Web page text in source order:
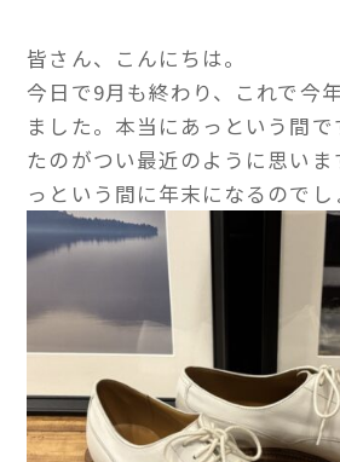
皆さん、こんにちは。
今日で9月も終わり、これで今
ました。本当にあっという間で
たのがつい最近のように思いま
っという間に年末になるのでし